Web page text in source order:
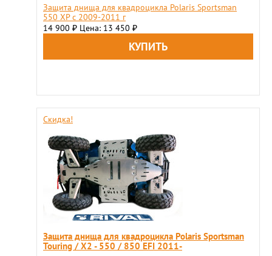
Защита днища для квадроцикла Polaris Sportsman
550 XP с 2009-2011 г
14 900 ₽ Цена: 13 450 ₽
Скидка!
Защита днища для квадроцикла Polaris Sportsman
Touring / X2 - 550 / 850 EFI 2011-